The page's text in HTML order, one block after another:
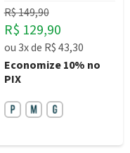
R$ 149,90
R$ 129,90
ou3xde R$ 43,30
Economize10% no
PIX